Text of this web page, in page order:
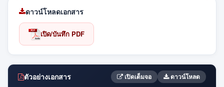
ดาวน์โหลดเอกสาร
เปิด/บันทึก PDF
ตัวอย่างเอกสาร เปิดเต็มจอ ดาวน์โหลด